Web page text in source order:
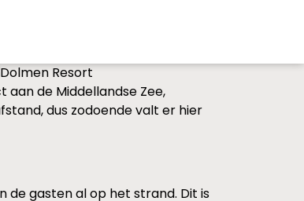
de Middellandse Zee,
dus zodoende valt er hier
de gasten al op het strand. Dit is